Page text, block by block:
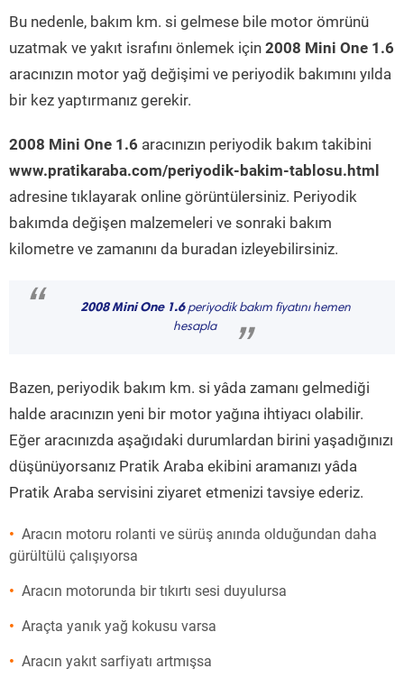
Bu nedenle, bakım km. si gelmese bile motor ömrünü
uzatmak ve yakıt israfını önlemek için 2008 Mini One 1.6
aracınızın motor yağ değişimi ve periyodik bakımını yılda
bir kez yaptırmanız gerekir.
2008 Mini One 1.6 aracınızın periyodik bakım takibini
www.pratikaraba.com/periyodik-bakim-tablosu.html
adresine tıklayarak online görüntülersiniz. Periyodik
bakımda değişen malzemeleri ve sonraki bakım
kilometre ve zamanını da buradan izleyebilirsiniz.
“ 2008 Mini One 1.6periyodik bakım fiyatını hemen
hesapla
”
Bazen, periyodik bakım km. si yâda zamanı gelmediği
halde aracınızın yeni bir motor yağına ihtiyacı olabilir.
Eğer aracınızda aşağıdaki durumlardan birini yaşadığınızı
düşünüyorsanız Pratik Araba ekibini aramanızı yâda
Pratik Araba servisini ziyaret etmenizi tavsiye ederiz.
Aracın motoru rolanti ve sürüş anında olduğundan daha
gürültülü çalışıyorsa
Aracın motorunda bir tıkırtı sesi duyulursa
Araçta yanık yağ kokusu varsa
Aracın yakıt sarfiyatı artmışsa